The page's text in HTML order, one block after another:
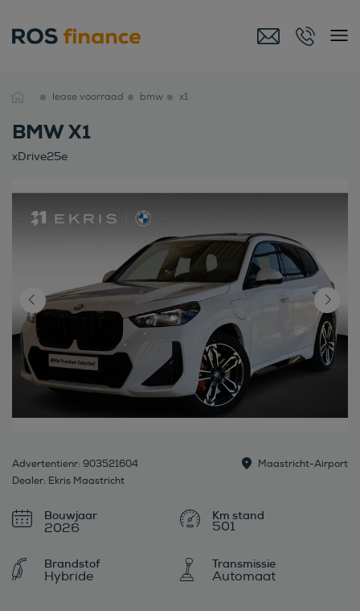
lease voorraad bmw x1
BMW X1
xDrive25e
Advertentienr: 903521604
Dealer: Ekris Maastricht
Maastricht-Airport
Bouwjaar
2026 501
Brandstof
Hybride
Transmissie
Automaat